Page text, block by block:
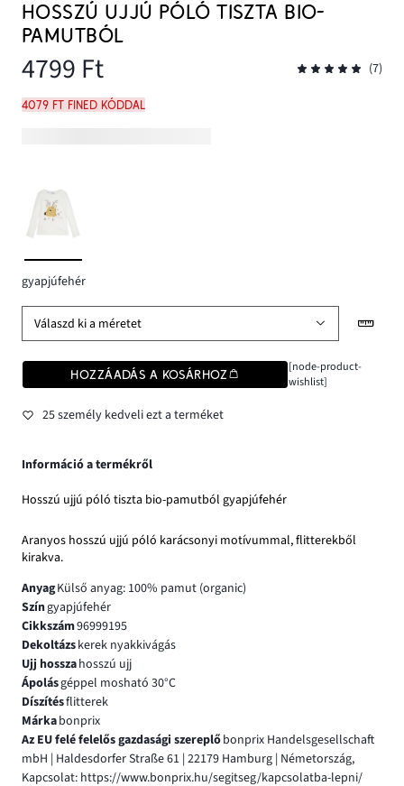
HOSSZÚ UJJÚ PÓLÓ TISZTA BIO-
PAMUTBÓL
4799 Ft (7)
4079 Ft FINED kóddal
gyapjúfehér
Válaszd ki a méretet
HOZZÁADÁS A KOSÁRHOZ
[node-product-
wishlist]
25 személy kedveli ezt a terméket
Információ a termékről
Hosszú ujjú póló tiszta bio-pamutból gyapjúfehér
Aranyos hosszú ujjú póló karácsonyi motívummal, flitterekből
kirakva.
AnyagKülső anyag: 100% pamut (organic)
Színgyapjúfehér
Cikkszám96999195
Dekoltázskerek nyakkivágás
Ujj hosszahosszú ujj
Ápolásgéppel mosható 30°C
Díszítésflitterek
Márkabonprix
Az EU felé felelős gazdasági szereplőbonprix Handelsgesellschaft
mbH | Haldesdorfer Straße 61 | 22179 Hamburg | Németország,
Kapcsolat: https://www.bonprix.hu/segitseg/kapcsolatba-lepni/